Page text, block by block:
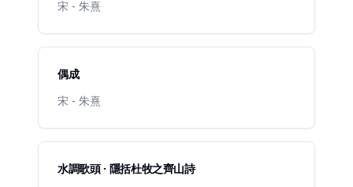
宋 - 朱熹
偶成
宋 - 朱熹
水調歌頭 · 隱括杜牧之齊山詩